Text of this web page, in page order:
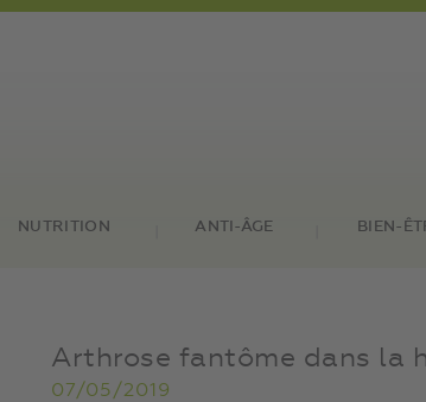
NUTRITION ANTI-ÂGE BIEN-
Arthrose fantôme dans la
07/05/2019